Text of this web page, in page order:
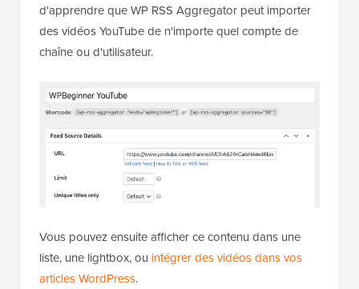
d'apprendre que WP RSS Aggregator peut importer
des vidéos YouTube de n'importe quel compte de
chaîne ou d'utilisateur.
Vous pouvez ensuite afficher ce contenu dans une
liste, une lightbox, ou intégrer des vidéos dans vos
articles WordPress.